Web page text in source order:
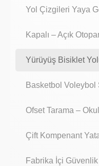
Yol Çizgileri Yaya
Kapalı – Açık
Yürüyüş Bisiklet
Basketbol Voleybol
Ofset Tarama –
Çift Kompenant
Fabrika İçi